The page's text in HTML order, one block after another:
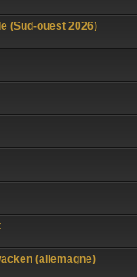
(Sud-ouest 2026)
(allemagne)